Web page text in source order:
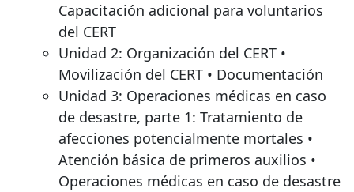
Capacitación adicional para voluntarios
del CERT
Unidad 2: Organización del CERT •
Movilización del CERT • Documentación
Unidad 3: Operaciones médicas en caso
de desastre, parte 1: Tratamiento de
afecciones potencialmente mortales •
Atención básica de primeros auxilios •
Operaciones médicas en caso de desastre